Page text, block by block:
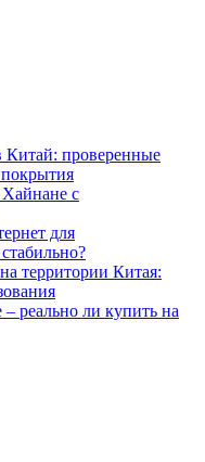
Китай: проверенные
Хайнане с
для
территории Китая:
реально ли купить на